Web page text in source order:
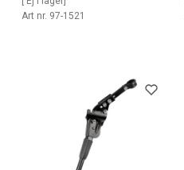
Art nr. 97-1521